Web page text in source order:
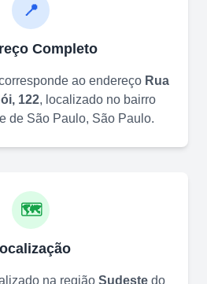
📍
Completo
ao endereço Rua
122, localizado no bairro
de São Paulo, São Paulo.
🗺️
na região Sudestedo